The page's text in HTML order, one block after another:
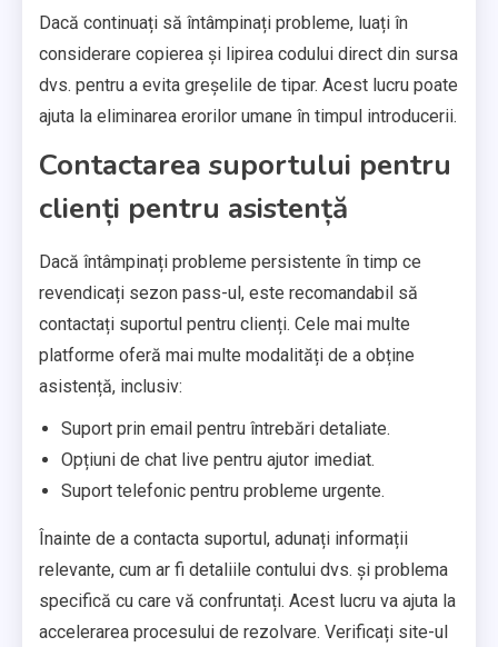
Dacă continuați să întâmpinați probleme, luați în
considerare copierea și lipirea codului direct din sursa
dvs. pentru a evita greșelile de tipar. Acest lucru poate
ajuta la eliminarea erorilor umane în timpul introducerii.
Contactarea suportului pentru
clienți pentru asistență
Dacă întâmpinați probleme persistente în timp ce
revendicați sezon pass-ul, este recomandabil să
contactați suportul pentru clienți. Cele mai multe
platforme oferă mai multe modalități de a obține
asistență, inclusiv:
Suport prin email pentru întrebări detaliate.
Opțiuni de chat live pentru ajutor imediat.
Suport telefonic pentru probleme urgente.
Înainte de a contacta suportul, adunați informații
relevante, cum ar fi detaliile contului dvs. și problema
specifică cu care vă confruntați. Acest lucru va ajuta la
accelerarea procesului de rezolvare. Verificați site-ul